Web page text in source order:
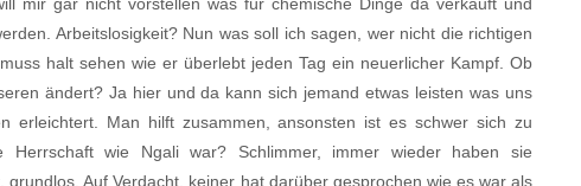
Arbeitslosigkeit? Nun was soll ich sagen, wer nicht die richtigen
halt sehen wie er überlebt jeden Tag ein neuerlicher Kampf. Ob
ändert? Ja hier und da kann sich jemand etwas leisten was uns
erleichtert. Man hilft zusammen, ansonsten ist es schwer sich zu
Herrschaft wie Ngali war? Schlimmer, immer wieder haben sie
grundlos. Auf Verdacht, keiner hat darüber gesprochen wie es war als